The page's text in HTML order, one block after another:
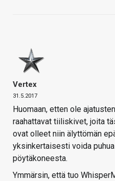
Vertex
31.5.2017
Huomaan, etten ole
raahattavat tiiliskivet, joita
ovat olleet niin älyttömän
yksinkertaisesti voida
pöytäkoneesta.
Ymmärsin, että tuo